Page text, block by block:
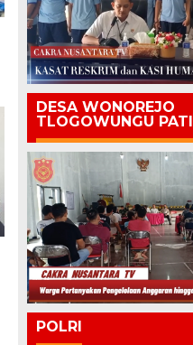
DESA WONOREJO
TLOGOWUNGU PATI
POLRI